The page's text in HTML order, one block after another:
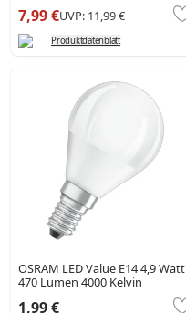
7,99 €UVP:11,99 €
Produktdatenblatt
OSRAM LED Value E14 4,9 Watt
470 Lumen 4000 Kelvin
1,99 €